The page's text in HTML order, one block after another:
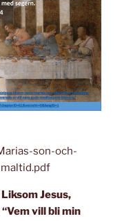
son-och-
Jesus,
vill bli min